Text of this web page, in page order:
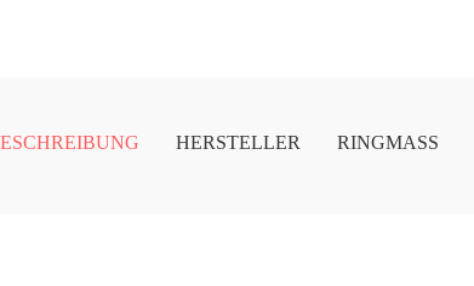
HERSTELLER RINGMASS